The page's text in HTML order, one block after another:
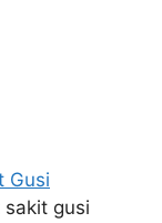
Gusi
sakit gusi